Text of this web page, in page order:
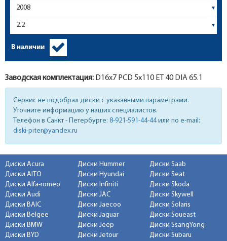
В наличии
Заводская комплектация: D16x7 PCD 5x110 ET 40 DIA 65.1
Сервис не подобрал диски с указанными параметрами.
Уточните информацию у наших специалистов.
Телефон в Санкт - Петербурге: 8-921-591-44-44или по e-mail:
diski-piter@yandex.ru
Диски Acura
Диски AITO
Диски Alfa-romeo
Диски Audi
Диски BAIC
Диски Belgee
Диски BMW
Диски BYD
Диски Hummer
Диски Hyundai
Диски Infiniti
Диски JAC
Диски Jaecoo
Диски Jaguar
Диски Jeep
Диски Jetour
Диски Saab
Диски Seat
Диски Skoda
Диски Skywell
Диски Solaris
Диски Soueast
Диски SsangYong
Диски Subaru